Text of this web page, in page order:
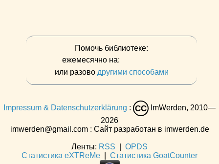
Помочь библиотеке:
ежемесячно на:
или разово другими способами
Impressum & Datenschutzerklärung : CC
ImWerden, 2010—
2026
imwerden@gmail.com : Сайт разработан в imwerden.de
Ленты: RSS
OPDS
Статистика eXTReMe
Статистика GoatCounter